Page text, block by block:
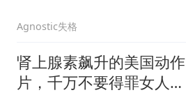
Agnostic失格
肾上腺素飙升的美国动作
片，千万不要得罪女人，